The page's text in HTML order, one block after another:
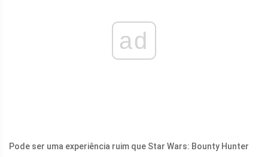
ad
Pode ser uma experiência ruim que Star Wars: Bounty Hunter